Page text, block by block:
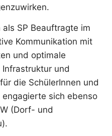
SP Beauftragte im
Kommunikation mit
und optimale
und
die SchülerInnen und
sich ebenso
(Dorf- und